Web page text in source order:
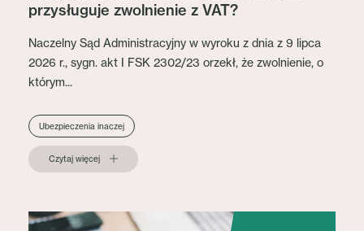
przysługuje zwolnienie z VAT?
Naczelny Sąd Administracyjny w wyroku z dnia z 9 lipca
2026 r., sygn. akt I FSK 2302/23 orzekł, że zwolnienie, o
którym...
Ubezpieczenia inaczej
Czytaj więcej